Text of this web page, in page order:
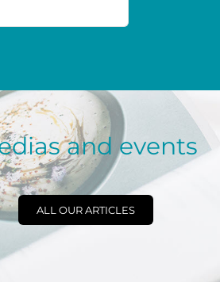
and events
ALL OUR ARTICLES